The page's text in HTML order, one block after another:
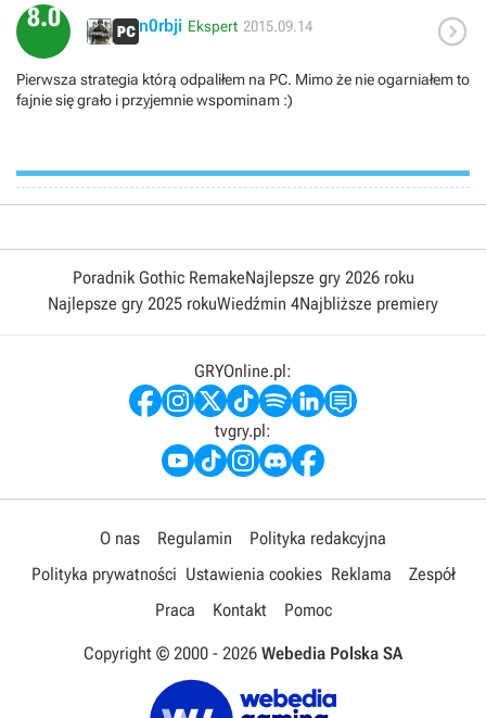
8.0 n0rbji Ekspert 2015.09.14 
Pierwsza strategia którą odpaliłem na PC. Mimo że nie ogarniałem to
fajnie się grało i przyjemnie wspominam :)
Poradnik Gothic RemakeNajlepsze gry 2026 roku
Najlepsze gry 2025 rokuWiedźmin 4Najbliższe premiery
GRYOnline.pl:
tvgry.pl:
O nas Regulamin
Polityka redakcyjna
Polityka prywatności Ustawienia cookies Reklama
Zespół
Praca
Kontakt Pomoc
Copyright © 2000 - 2026 Webedia Polska SA